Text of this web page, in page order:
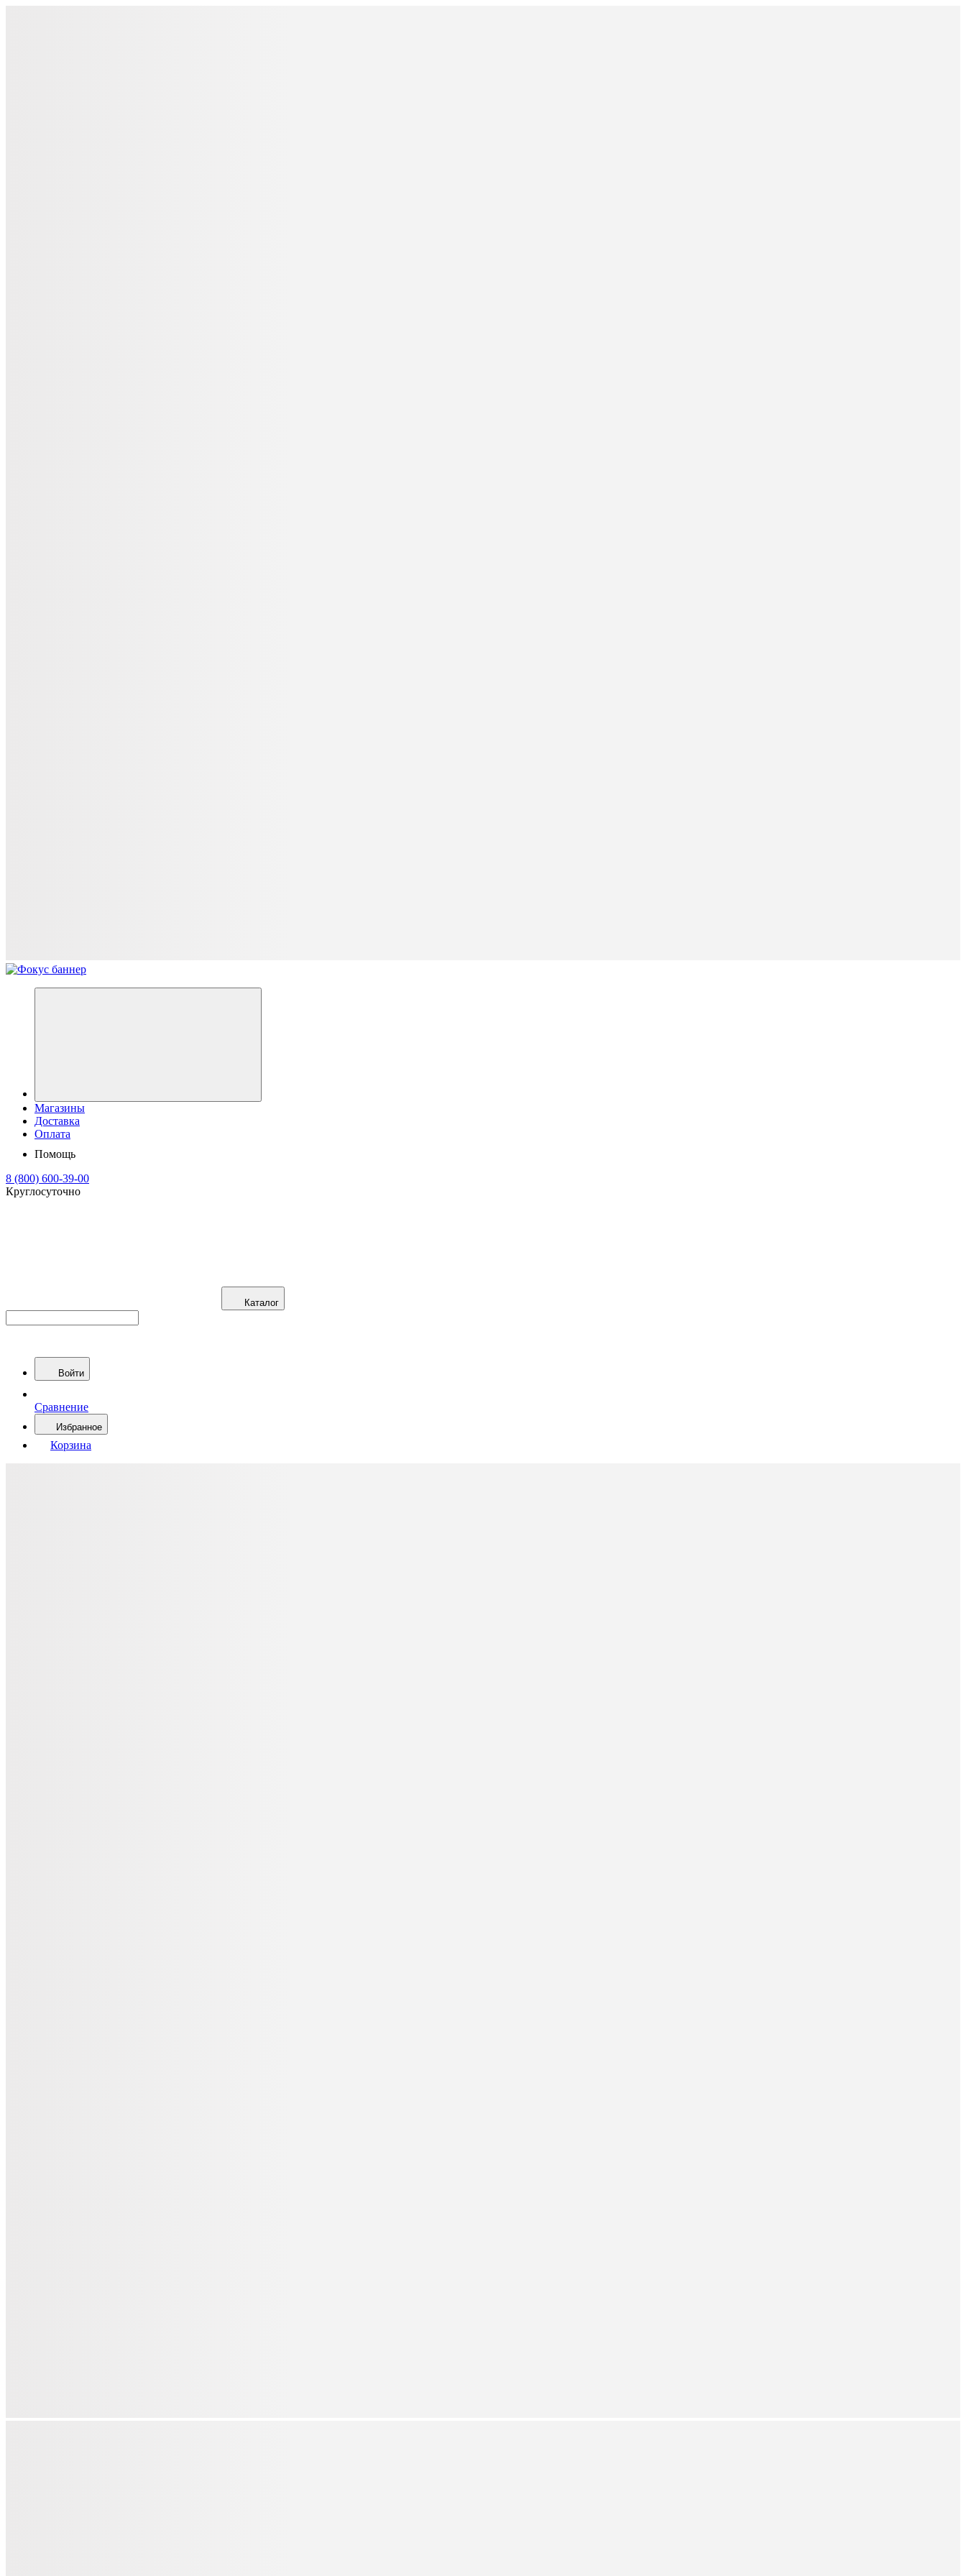
Магазины
Доставка
Оплата
Помощь
8 (800) 600-39-00
Круглосуточно
Каталог
Войти
Сравнение
Избранное
Корзина